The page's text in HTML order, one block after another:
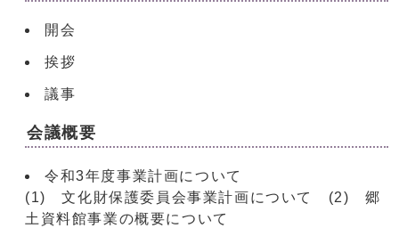
開会
挨拶
議事
会議概要
令和3年度事業計画について
(1) 文化財保護委員会事業計画について (2) 郷
土資料館事業の概要について